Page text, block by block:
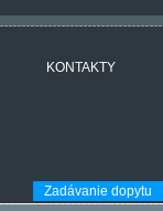
KONTAKTY
Zadávanie dopytu